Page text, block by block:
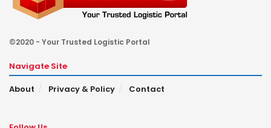
©2020 - Your Trusted Logistic Portal
Navigate Site
About
Privacy & Policy Contact